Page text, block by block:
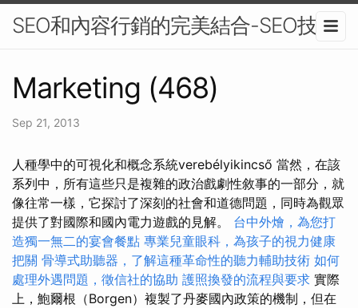
SEO和內容行銷的完美結合-SEO技術
Marketing (468)
Sep 21, 2013
人種學中的可視化和概念系統verebélyikincső 當然，在該
系列中，所有這些只是複雜的政治戲劇性敘事的一部分，就
像往常一樣，它探討了深刻的社會和道德問題，同時為觀眾
提供了對國際和國內電力遊戲的見解。 台中外燴，為您打
造獨一無二的宴會餐點 專業兒童眼科，為孩子的視力健康
把關 骨導式助聽器，了解這種革命性的聽力輔助技術 如何
處理外遇問題，徵信社的協助 護照換發的流程與要求 實際
上，鮑爾根（Borgen）複製了丹麥國內政策的機制，但在